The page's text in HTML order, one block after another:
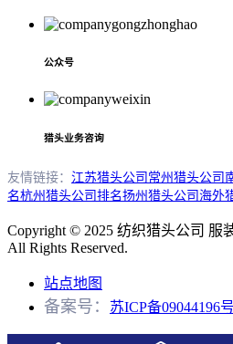
公众号
猎头业务咨询
友情链接： 江苏猎头公司 常州猎头公司
名杭州猎头公司排名扬州猎头公司 海外
Copyright © 2025 纺织猎头公司 服
All Rights Reserved.
站点地图
备案号： 苏ICP备09044196号